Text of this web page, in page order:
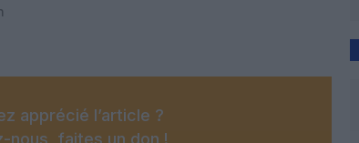
apprécié l’article ?
nous, faites un don !